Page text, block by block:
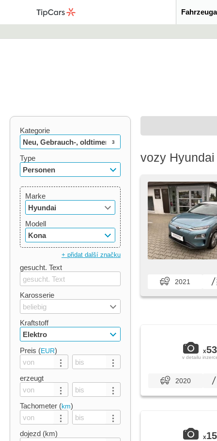
Kategorie
Neu, Gebrauch-, oldtimer
3
Type
Personen
Marke
Hyundai
Modell
Kona
+ přidat další značku
gesucht. Text
Karosserie
beliebig
Kraftstoff
Elektro
Preis (EUR)
erzeugt
Tachometer (km)
dojezd (km)
vozy
2021
x53
v detailu
2020
x15